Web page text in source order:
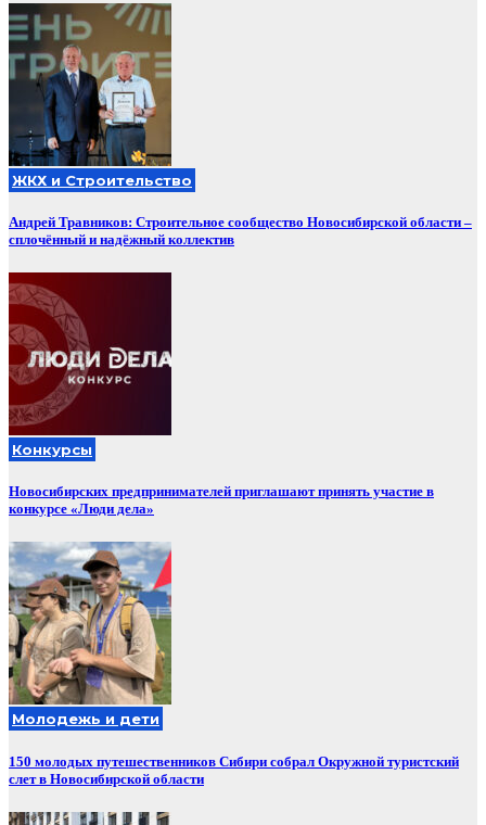
ЖКХ и Строительство
Андрей Травников: Строительное сообщество Новосибирской области –
сплочённый и надёжный коллектив
Конкурсы
Новосибирских предпринимателей приглашают принять участие в
конкурсе «Люди дела»
Молодежь и дети
150 молодых путешественников Сибири собрал Окружной туристский
слет в Новосибирской области